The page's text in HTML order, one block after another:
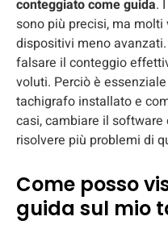
conteggiato come guida.
sono più precisi, ma
dispositivi meno
falsare il conteggio
voluti. Perciò è
tachigrafo installato e
casi, cambiare il software
risolvere più problemi di
Come posso
guida sul mio